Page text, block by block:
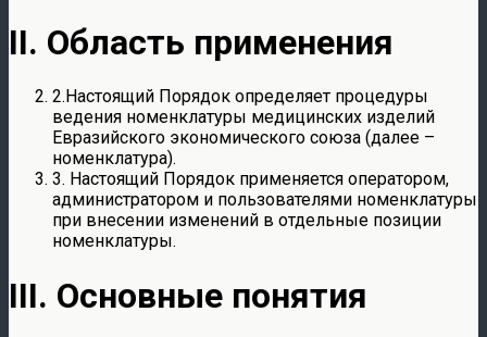
II. Область применения
2.Настоящий Порядок определяет процедуры
ведения номенклатуры медицинских изделий
Евразийского экономического союза (далее –
номенклатура).
3. Настоящий Порядок применяется оператором,
администратором и пользователями номенклатуры
при внесении изменений в отдельные позиции
номенклатуры.
III. Основные понятия